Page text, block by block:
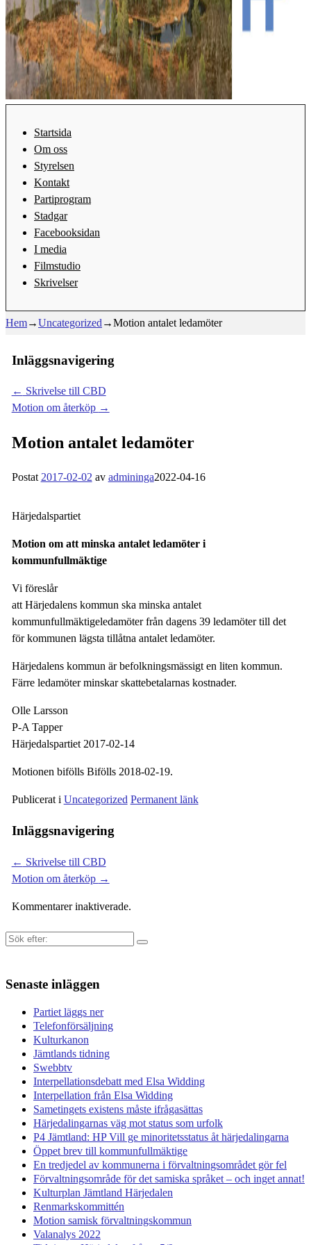
Startsida
Om oss
Styrelsen
Kontakt
Partiprogram
Stadgar
Facebooksidan
I media
Filmstudio
Skrivelser
Hem→Uncategorized →Motion antalet ledamöter
Inläggsnavigering
← Skrivelse till CBD
Motion om återköp →
Motion antalet ledamöter
Postat 2017-02-02 av admininga2022-04-16
Härjedalspartiet
Motion om att minska antalet ledamöter i
kommunfullmäktige
Vi föreslår
att Härjedalens kommun ska minska antalet
kommunfullmäktigeledamöter från dagens 39 ledamöter till det
för kommunen lägsta tillåtna antalet ledamöter.
Härjedalens kommun är befolkningsmässigt en liten kommun.
Färre ledamöter minskar skattebetalarnas kostnader.
Olle Larsson
P-A Tapper
Härjedalspartiet 2017-02-14
Motionen bifölls Bifölls 2018-02-19.
Publicerat i Uncategorized Permanent länk
Inläggsnavigering
← Skrivelse till CBD
Motion om återköp →
Kommentarer inaktiverade.
Sök
Senaste inläggen
Partiet läggs ner
Telefonförsäljning
Kulturkanon
Jämtlands tidning
Swebbtv
Interpellationsdebatt med Elsa Widding
Interpellation från Elsa Widding
Sametingets existens måste ifrågasättas
Härjedalingarnas väg mot status som urfolk
P4 Jämtland: HP Vill ge minoritetsstatus åt härjedalingarna
Öppet brev till kommunfullmäktige
En tredjedel av kommunerna i förvaltningsområdet gör fel
Förvaltningsområde för det samiska språket – och inget annat!
Kulturplan Jämtland Härjedalen
Renmarkskommittén
Motion samisk förvaltningskommun
Valanalys 2022